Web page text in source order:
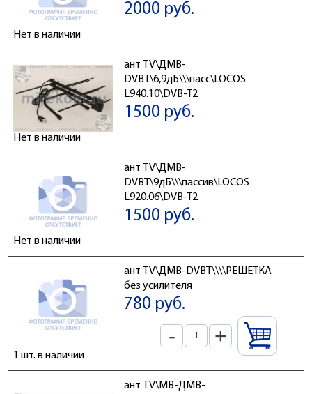
2000 руб.
Нет в наличии
ант TV\ДМВ-
DVBT\6,9дБ\\\пасс\LOCOS
L940.10\DVB-T2
1500 руб.
Нет в наличии
ант TV\ДМВ-
DVBT\9дБ\\\пассив\LOCOS
L920.06\DVB-T2
1500 руб.
Нет в наличии
ант TV\ДМВ-DVBT\\\\РЕШЕТКА
без усилителя
780 руб.
- +
1 шт. в наличии
ант TV\МВ-ДМВ-